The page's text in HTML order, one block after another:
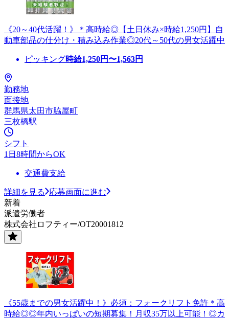
《20～40代活躍！》＊高時給◎【土日休み×時給1,250円】自
動車部品の仕分け・積み込み作業◎20代～50代の男女活躍中
ピッキング時給1,250円〜1,563円
勤務地
面接地
群馬県太田市脇屋町
三枚橋駅
シフト
1日8時間からOK
交通費支給
詳細を見る
応募画面に進む
新着
派遣労働者
株式会社ロフティー/OT20001812
《55歳までの男女活躍中！》必須：フォークリフト免許＊高
時給◎◎年内いっぱいの短期募集！月収35万以上可能！◎カ